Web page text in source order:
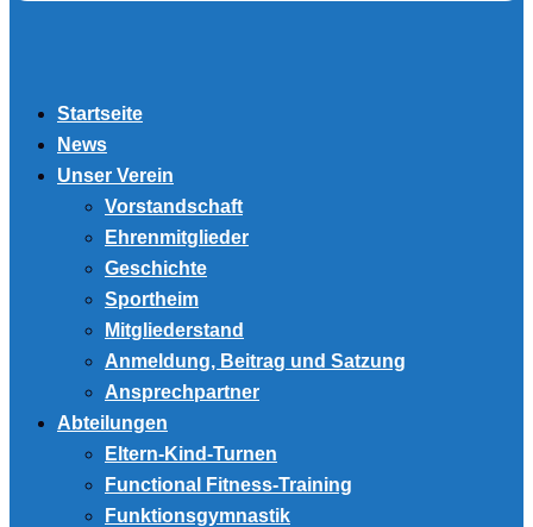
Startseite
News
Unser Verein
Vorstandschaft
Ehrenmitglieder
Geschichte
Sportheim
Mitgliederstand
Anmeldung, Beitrag und Satzung
Ansprechpartner
Abteilungen
Eltern-Kind-Turnen
Functional Fitness-Training
Funktionsgymnastik